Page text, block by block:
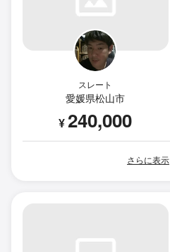
スレート
愛媛県松山市
¥240,000
さらに表示